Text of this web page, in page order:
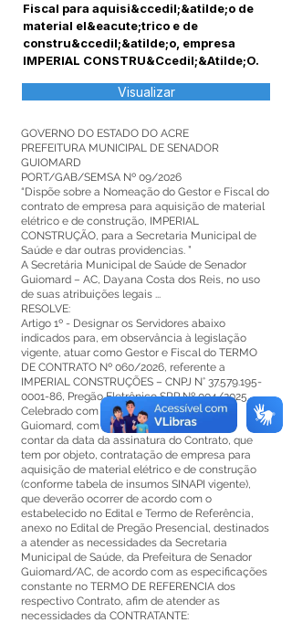
Fiscal para aquisi&ccedil;&atilde;o de
material el&eacute;trico e de
constru&ccedil;&atilde;o, empresa
IMPERIAL CONSTRU&Ccedil;&Atilde;O.
Visualizar
GOVERNO DO ESTADO DO ACRE
PREFEITURA MUNICIPAL DE SENADOR
GUIOMARD
PORT/GAB/SEMSA Nº 09/2026
“Dispõe sobre a Nomeação do Gestor e Fiscal do
contrato de empresa para aquisição de material
elétrico e de construção, IMPERIAL
CONSTRUÇÃO, para a Secretaria Municipal de
Saúde e dar outras providencias. ”
A Secretária Municipal de Saúde de Senador
Guiomard – AC, Dayana Costa dos Reis, no uso
de suas atribuições legais ...
RESOLVE:
Artigo 1º - Designar os Servidores abaixo
indicados para, em observância à legislação
vigente, atuar como Gestor e Fiscal do TERMO
DE CONTRATO Nº 060/2026, referente a
IMPERIAL CONSTRUÇÕES – CNPJ N° 37.579.195-
0001-86, Pregão Eletrônico SRP Nº 004/2025,
Celebrado com o Município de Senador
Guiomard, com vigência até 31/12/2025, a
contar da data da assinatura do Contrato, que
tem por objeto, contratação de empresa para
aquisição de material elétrico e de construção
(conforme tabela de insumos SINAPI vigente),
que deverão ocorrer de acordo com o
estabelecido no Edital e Termo de Referência,
anexo no Edital de Pregão Presencial, destinados
a atender as necessidades da Secretaria
Municipal de Saúde, da Prefeitura de Senador
Guiomard/AC, de acordo com as especificações
constante no TERMO DE REFERENCIA dos
respectivo Contrato, afim de atender as
necessidades da CONTRATANTE: